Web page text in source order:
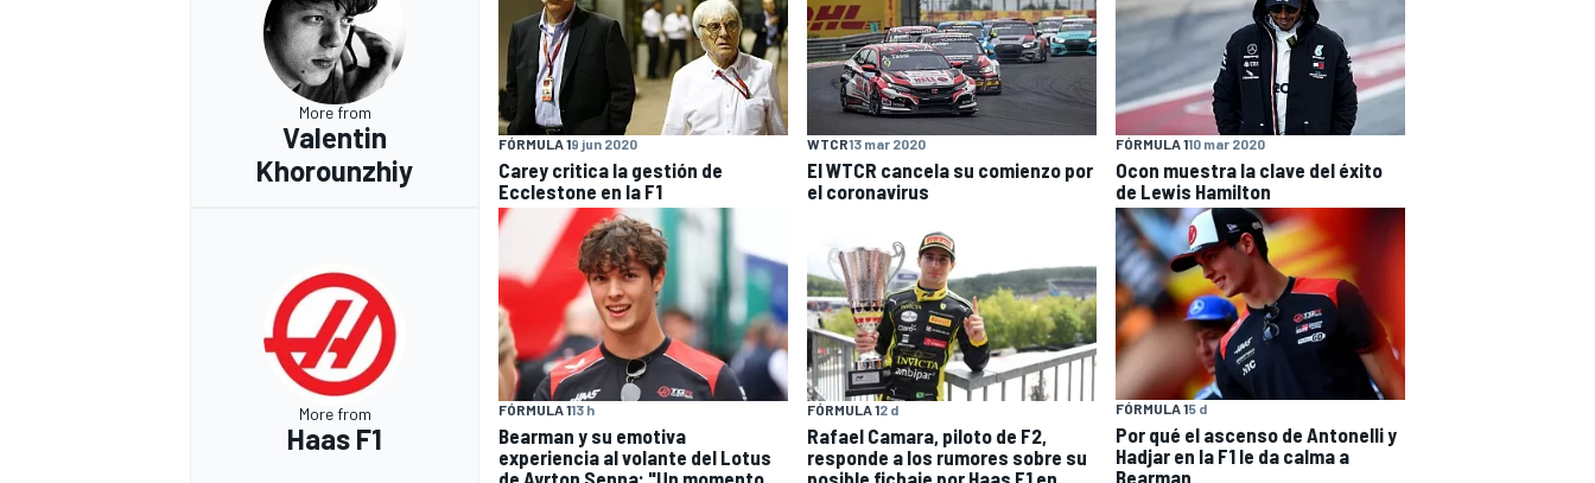
More from
Valentin
Khorounzhiy
FÓRMULA 19 jun 2020
Carey critica la gestión de
Ecclestone en la F1
WTCR13 mar 2020
El WTCR cancela su comienzo por
el coronavirus
FÓRMULA 110 mar 2020
Ocon muestra la clave del éxito
de Lewis Hamilton
More from
Haas F1
FÓRMULA 113 h
Bearman y su emotiva
experiencia al volante del Lotus
FÓRMULA 12 d
Rafael Camara, piloto de F2,
responde a los rumores sobre su
FÓRMULA 15 d
Por qué el ascenso de Antonelli y
Hadjar en la F1 le da calma a
Bearman